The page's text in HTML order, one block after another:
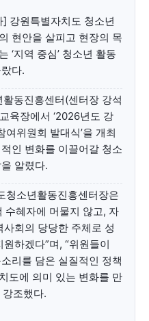
청년공감
커리어
이브
출판서비스
위프트 하이브
청년공감
커리어
이브
출판서비스
위프트 하이브
, 전 세대를 위한 뉴스
강원특별자치도 청소년
현안을 살피고 현장의 목
‘지역 중심’ 청소년 활동
다.
동진흥센터(센터장 강석
육장에서 ‘2026년도 강
위원회 발대식’을 개최
인 변화를 이끌어갈 청소
알렸다.
청소년활동진흥센터장은
수혜자에 머물지 않고, 자
회의 당당한 주체로 성
하겠다”며, “위원들이
리를 담은 실질적인 정책
도에 의미 있는 변화를 만
조했다.